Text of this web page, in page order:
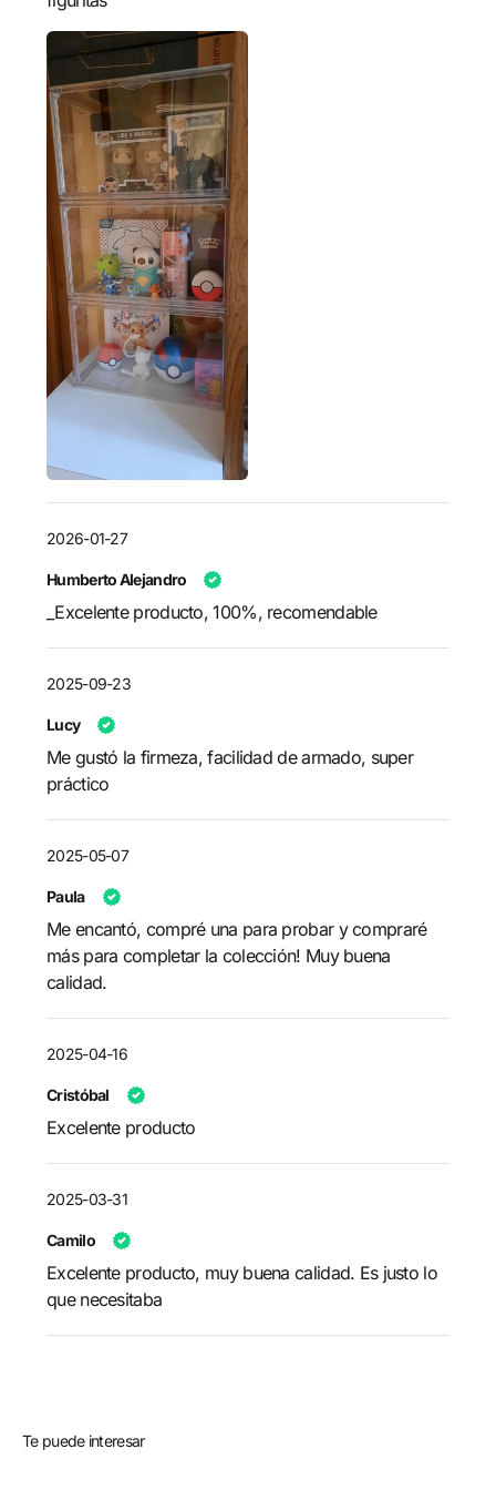
2026-01-27
Humberto Alejandro
_Excelente producto, 100%, recomendable
2025-09-23
Lucy
Me gustó la firmeza, facilidad de armado, super
práctico
2025-05-07
Paula
Me encantó, compré una para probar y compraré
más para completar la colección! Muy buena
calidad.
2025-04-16
Cristóbal
Excelente producto
2025-03-31
Camilo
Excelente producto, muy buena calidad. Es justo lo
que necesitaba
Te puede interesar